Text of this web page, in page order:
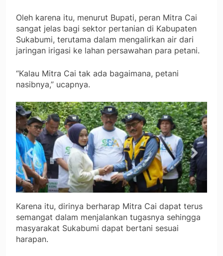
Oleh karena itu, menurut Bupati, peran Mitra Cai
sangat jelas bagi sektor pertanian di Kabupaten
Sukabumi, terutama dalam mengalirkan air dari
jaringan irigasi ke lahan persawahan para petani.
“Kalau Mitra Cai tak ada bagaimana, petani
nasibnya,” ucapnya.
Karena itu, dirinya berharap Mitra Cai dapat terus
semangat dalam menjalankan tugasnya sehingga
masyarakat Sukabumi dapat bertani sesuai
harapan.